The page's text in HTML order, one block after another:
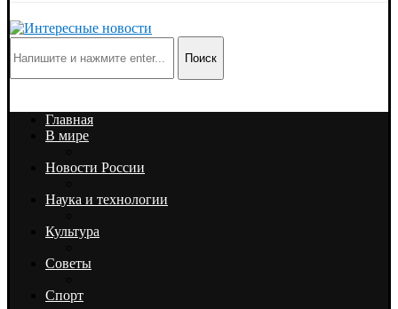
Поиск
Главная
В мире
Новости России
Наука и технологии
Культура
Советы
Спорт